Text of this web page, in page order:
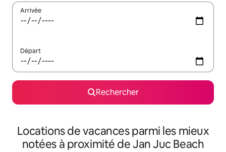
Arrivée
Départ
Rechercher
Locations de vacances parmi les mieux
notées à proximité de Jan Juc Beach